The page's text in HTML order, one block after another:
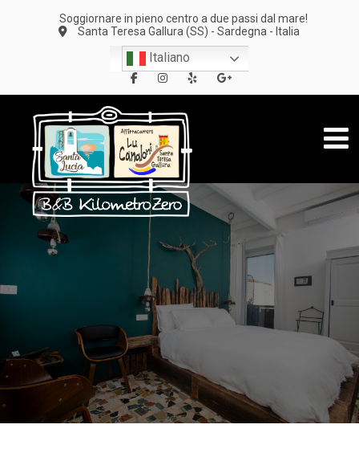
Soggiornare in pieno centro a due passi dal mare!
Santa Teresa Gallura (SS) - Sardegna - Italia
Italiano